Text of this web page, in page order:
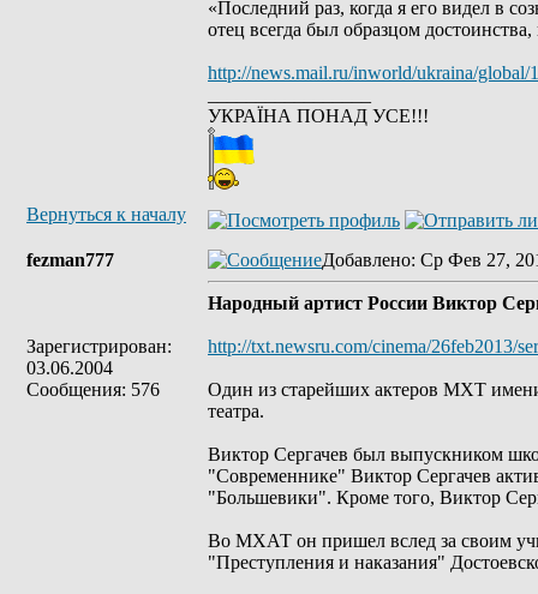
«Последний раз, когда я его видел в
отец всегда был образцом
http://news.mail.ru/inworld/ukraina/global/
УКРАЇНА ПОНАД УСЕ!!!
Вернуться к началу
fezman777
Зарегистрирован:
03.06.2004
Сообщения: 576
Добавлено: Ср Фев 27,
Народный артист России Виктор
http://txt.newsru.com/cinema/26feb2013/
Один из старейших актеров МХТ
театра.
Виктор Сергачев был выпускником
"Современнике" Виктор Сергачев
"Большевики". Кроме того, Виктор
Во МХАТ он пришел вслед за своим
"Преступления и наказания"